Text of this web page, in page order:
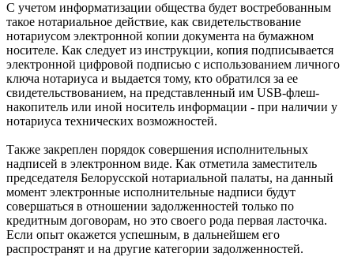
С учетом информатизации общества будет востребованным
такое нотариальное действие, как свидетельствование
нотариусом электронной копии документа на бумажном
носителе. Как следует из инструкции, копия подписывается
электронной цифровой подписью с использованием личного
ключа нотариуса и выдается тому, кто обратился за ее
свидетельствованием, на представленный им USB-флеш-
накопитель или иной носитель информации - при наличии у
нотариуса технических возможностей.
Также закреплен порядок совершения исполнительных
надписей в электронном виде. Как отметила заместитель
председателя Белорусской нотариальной палаты, на данный
момент электронные исполнительные надписи будут
совершаться в отношении задолженностей только по
кредитным договорам, но это своего рода первая ласточка.
Если опыт окажется успешным, в дальнейшем его
распространят и на другие категории задолженностей.